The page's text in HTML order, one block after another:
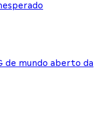
de mundo aberto da